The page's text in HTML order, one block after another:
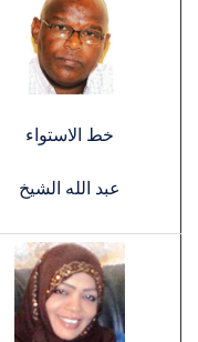
خط الاستواء
عبد الله الشيخ